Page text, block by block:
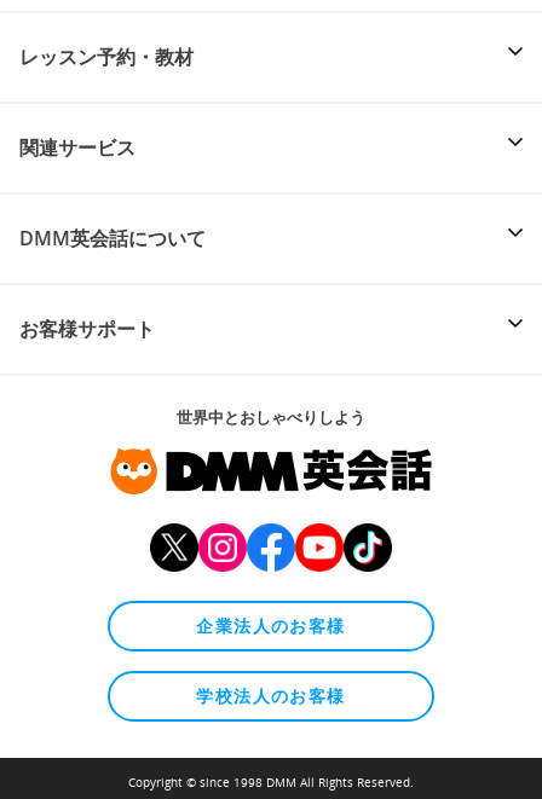
レッスン予約・教材
関連サービス
DMM英会話について
お客様サポート
世界中とおしゃべりしよう
企業法人のお客様
学校法人のお客様
Copyright © since 1998 DMM All Rights Reserved.